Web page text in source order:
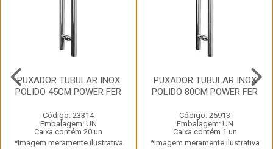
PUXADOR TUBULAR INOX
POLIDO 45CM POWER FER
Código: 23314
Embalagem: UN
Caixa contém 20 un
*Imagem meramente ilustrativa
PUXADOR TUBULAR INOX
POLIDO 80CM POWER FER
Código: 25913
Embalagem: UN
Caixa contém 1 un
*Imagem meramente ilustrativa